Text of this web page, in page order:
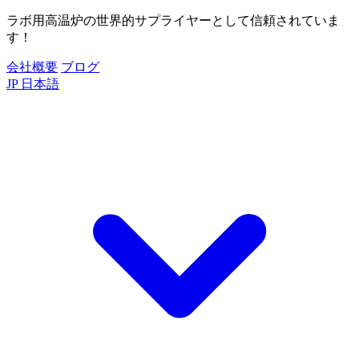
ラボ用高温炉の世界的サプライヤーとして信頼されていま
す！
会社概要 ブログ
JP 日本語